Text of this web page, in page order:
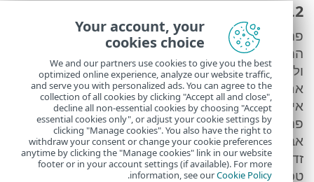
2. פתרונות אבטחת לנקודות קצה
פתרונות אבטחת לנקודות קצה עוזרים להגן על
המכשירים שלך מפני איומים מקוונים ולא מקוונים
ולחסום התפשטות של תוכנות זדוניות למשתמשים
אחרים. יתר על כן, היא עוזרת למנוע, לזהות ולפתור
אירועי אבטחה שעלולים להתרחש במכשיר שלך.
פתרונות אבטחת לנקודות קצה כוללים תכונות
אבטחה בנוסף לאנטי-וירוס רגיל ומניעת תוכנות
זדוניות, כולל התכונה שלנו להגנה מפני נוזקות כופר,
Your account, your
cookies choice
We and our partners use cookies to give you the best
optimized online experience, analyze our website traffic,
and serve you with personalized ads. You can agree to the
collection of all cookies by clicking "Accept all and close",
decline all non-essential cookies by choosing "Accept
essential cookies only", or adjust your cookie settings by
clicking "Manage cookies". You also have the right to
withdraw your consent or change your cookie preferences
anytime by clicking the "Manage cookies" link in our website
footer or in your account settings (if available). For more
information, see ourCookie Policy
.